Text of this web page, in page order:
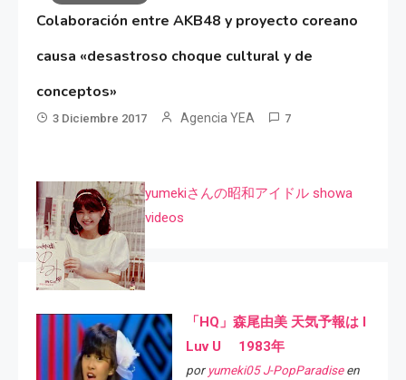
Colaboración entre AKB48 y proyecto coreano
causa «desastroso choque cultural y de
conceptos»
3 Diciembre 2017 Agencia YEA 7
yumekiさんの昭和アイドル showa
videos
「HQ」森尾由美 天気予報は I
Luv U 1983年
por yumeki05 J-PopParadiseen